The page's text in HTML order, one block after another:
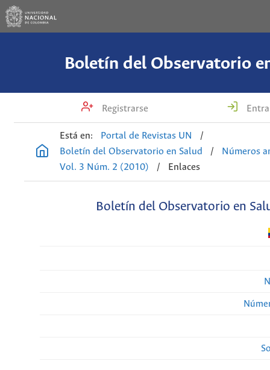
Boletín del Observatorio
Registrarse
Está en: Portal de Revistas UN
/
Boletín del Observatorio en Salud
/
Números
Vol. 3 Núm. 2 (2010)
/ Enlaces
Boletín del Observatorio en